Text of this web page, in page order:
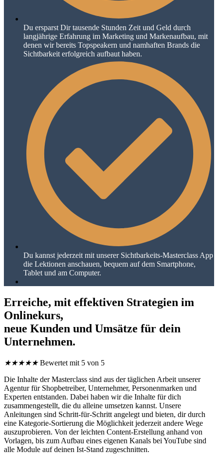
Du ersparst Dir tausende Stunden Zeit und Geld durch
langjährige Erfahrung im Marketing und Markenaufbau, mit
denen wir bereits Topspeakern und namhaften Brands die
Sichtbarkeit erfolgreich aufbaut haben.​
Du kannst jederzeit mit unserer Sichtbarkeits-Masterclass App
die Lektionen anschauen, bequem auf dem Smartphone,
Tablet und am Computer.​
Erreiche, mit effektiven Strategien im
Onlinekurs,
neue Kunden und Umsätze für dein
Unternehmen.
★★★★★ Bewertet mit 5 von 5
Die Inhalte der Masterclass sind aus der täglichen Arbeit unserer
Agentur für Shopbetreiber, Unternehmer, Personenmarken und
Experten entstanden. Dabei haben wir die Inhalte für dich
zusammengestellt, die du alleine umsetzen kannst. Unsere
Anleitungen sind Schritt-für-Schritt angelegt und bieten, dir durch
eine Kategorie-Sortierung die Möglichkeit jederzeit andere Wege
auszuprobieren. Von der leichten Content-Erstellung anhand von
Vorlagen, bis zum Aufbau eines eigenen Kanals bei YouTube sind
alle Module auf deinen Ist-Stand zugeschnitten.